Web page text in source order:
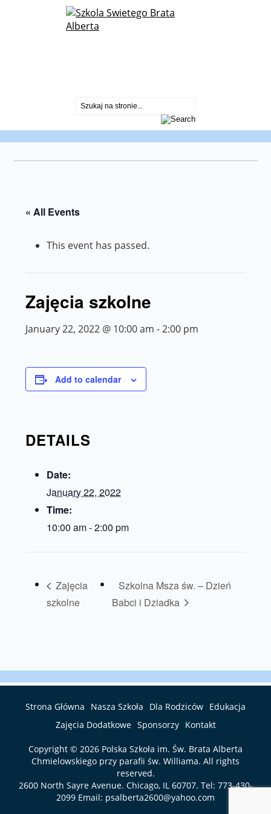
« All Events
This event has passed.
Zajęcia szkolne
January 22, 2022 @ 10:00 am -2:00 pm
Add to calendar
DETAILS
Date:
January 22, 2022
Time:
10:00 am - 2:00 pm
Zajęcia
szkolne
Szkolna Msza św. – Dzień
Babci i Dziadka
Strona Główna Nasza Szkoła Dla Rodziców Edukacja
Zajęcia Dodatkowe Sponsorzy Kontakt
Copyright © 2026 Polska Szkoła im. Św. Brata Alberta
Chmielowskiego przy parafii św. Williama. All rights
reserved.
2600 North Sayre Avenue. Chicago, IL 60707. Tel: 773-430-
2099 Email: psalberta2600@yahoo.com